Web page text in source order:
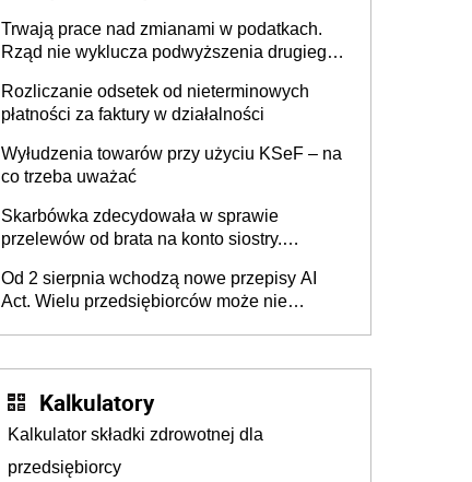
Trwają prace nad zmianami w podatkach.
Rząd nie wyklucza podwyższenia drugiego
Rozliczanie odsetek od nieterminowych
płatności za faktury w działalności
Wyłudzenia towarów przy użyciu KSeF – na
co trzeba uważać
Skarbówka zdecydowała w sprawie
przelewów od brata na konto siostry.
darowizna, ale podatku jednak nie będzie
Od 2 sierpnia wchodzą nowe przepisy AI
Act. Wielu przedsiębiorców może nie
Kalkulatory
Kalkulator składki zdrowotnej dla
przedsiębiorcy